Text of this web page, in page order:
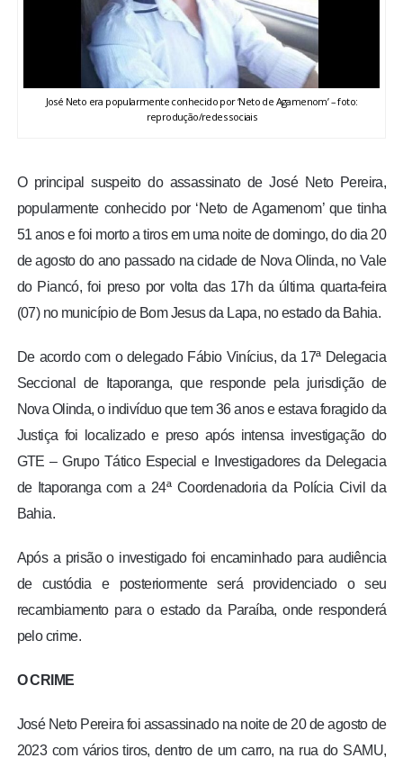
José Neto era popularmente conhecido por ‘Neto de Agamenom’ – foto:
reprodução/redes sociais
O principal suspeito do assassinato de José Neto Pereira,
popularmente conhecido por ‘Neto de Agamenom’ que tinha
51 anos e foi morto a tiros em uma noite de domingo, do dia 20
de agosto do ano passado na cidade de Nova Olinda, no Vale
do Piancó, foi preso por volta das 17h da última quarta-feira
(07) no município de Bom Jesus da Lapa, no estado da Bahia.
De acordo com o delegado Fábio Vinícius, da 17ª Delegacia
Seccional de Itaporanga, que responde pela jurisdição de
Nova Olinda, o indivíduo que tem 36 anos e estava foragido da
Justiça foi localizado e preso após intensa investigação do
GTE – Grupo Tático Especial e Investigadores da Delegacia
de Itaporanga com a 24ª Coordenadoria da Polícia Civil da
Bahia.
Após a prisão o investigado foi encaminhado para audiência
de custódia e posteriormente será providenciado o seu
recambiamento para o estado da Paraíba, onde responderá
pelo crime.
O CRIME
José Neto Pereira foi assassinado na noite de 20 de agosto de
2023 com vários tiros, dentro de um carro, na rua do SAMU,